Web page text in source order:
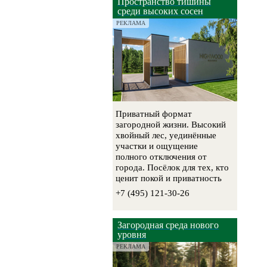
среди высоких сосен
РЕКЛАМА
Приватный формат
загородной жизни. Высокий
хвойный лес, уединённые
участки и ощущение
полного отключения от
города. Посёлок для тех, кто
ценит покой и приватность
+7 (495) 121-30-26
Загородная среда нового
уровня
РЕКЛАМА